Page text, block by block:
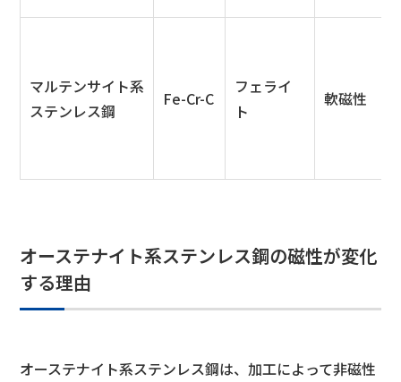
マルテンサイト系
ステンレス鋼
Fe-Cr-C
フェライ
ト
軟磁性
オーステナイト系ステンレス鋼の磁性が変化
する理由
オーステナイト系ステンレス鋼は、加工によって非磁性